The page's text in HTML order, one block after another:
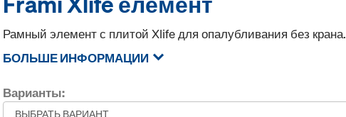
Рамный элемент с плитой Xlife для опалубливания без крана.
БОЛЬШЕ ИНФОРМАЦИИ
Варианты: